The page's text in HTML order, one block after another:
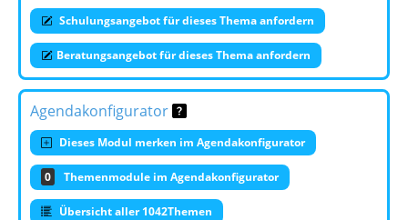
Schulungsangebot für dieses Thema anfordern
Beratungsangebot für dieses Thema anfordern
Agendakonfigurator
Dieses Modul merken im Agendakonfigurator
0 Themenmodule im Agendakonfigurator
Übersicht aller 1042Themen